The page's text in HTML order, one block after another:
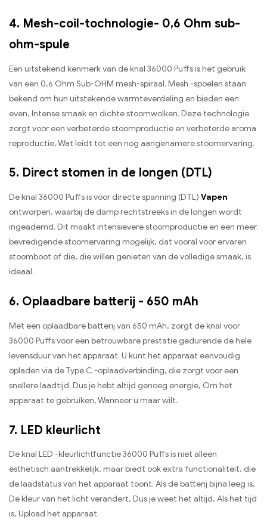
4. Mesh-coil-tochnologie- 0,6 Ohm sub-
ohm-spule
Een uitstekend kenmerk van de knal 36000 Puffs is het gebruik
van een 0,6 Ohm Sub-OHM mesh-spiraal. Mesh -spoelen staan ​​
bekend om hun uitstekende warmteverdeling en bieden een
even, Intense smaak en dichte stoomwolken. Deze technologie
zorgt voor een verbeterde stoomproductie en verbeterde aroma
reproductie, Wat leidt tot een nog aangenamere stoomervaring.
5. Direct stomen in de longen (DTL)
De knal 36000 Puffs is voor directe spanning (DTL) Vapen
ontworpen, waarbij de damp rechtstreeks in de longen wordt
ingeademd. Dit maakt intensievere stoomproductie en een meer
bevredigende stoomervaring mogelijk, dat vooral voor ervaren
stoomboot of die, die willen genieten van de volledige smaak, is
ideaal.
6. Oplaadbare batterij - 650 mAh
Met een oplaadbare batterij van 650 mAh, zorgt de knal voor
36000 Puffs voor een betrouwbare prestatie gedurende de hele
levensduur van het apparaat. U kunt het apparaat eenvoudig
opladen via de Type C -oplaadverbinding, die zorgt voor een
snellere laadtijd. Dus je hebt altijd genoeg energie, Om het
apparaat te gebruiken, Wanneer u maar wilt.
7. LED kleurlicht
De knal LED -kleurlichtfunctie 36000 Puffs is niet alleen
esthetisch aantrekkelijk, maar biedt ook extra functionaliteit, die
de laadstatus van het apparaat toont. Als de batterij bijna leeg is,
De kleur van het licht verandert, Dus je weet het altijd, Als het tijd
is, Upload het apparaat.